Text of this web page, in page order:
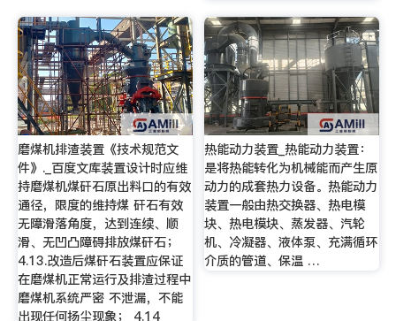
磨煤机排渣装置《技术规范文
件》._百度文库装置设计时应维
持磨煤机煤矸石原出料口的有效
通径，限度的维持煤 矸石有效
无障滑落角度，达到连续、顺
滑、无凹凸障碍排放煤矸石；
4.13.改造后煤矸石装置应保证
在磨煤机正常运行及排渣过程中
磨煤机系统严密 不泄漏，不能
出现任何扬尘现象； 4.14
热能动力装置_热能动力装置：
是将热能转化为机械能而产生原
动力的成套热力设备。热能动力
装置一般由热交换器、热电模
块、热电模块、蒸发器、汽轮
机、冷凝器、液体泵、充满循环
介质的管道、保温 …